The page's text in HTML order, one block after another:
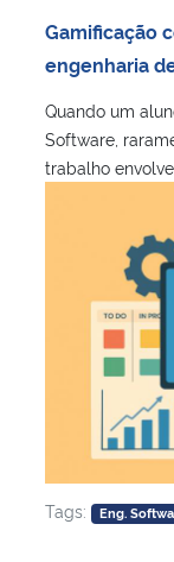
Gamificação
engenharia
Quando um
Software,
trabalho
Tags: Eng.